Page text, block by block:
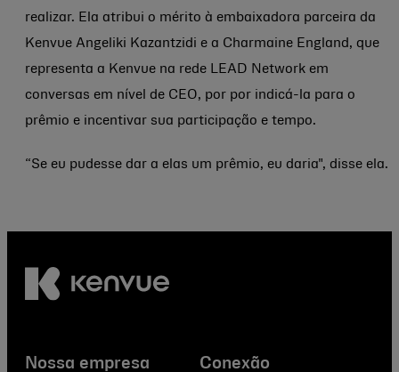
realizar. Ela atribui o mérito à embaixadora parceira da
Kenvue Angeliki Kazantzidi e a Charmaine England, que
representa a Kenvue na rede LEAD Network em
conversas em nível de CEO, por por indicá-la para o
prêmio e incentivar sua participação e tempo.
“Se eu pudesse dar a elas um prêmio, eu daria", disse ela.
Nossa empresa Conexão